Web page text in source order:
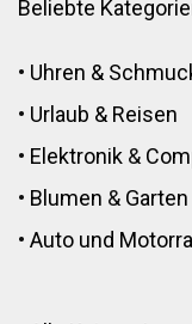
Beliebte
• Uhren &
• Urlaub & Reisen
• Elektronik &
• Blumen & Garten
• Auto und